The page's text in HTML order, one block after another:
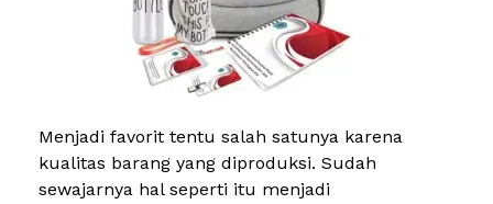
Menjadi favorit tentu salah satunya karena
kualitas barang yang diproduksi. Sudah
sewajarnya hal seperti itu menjadi